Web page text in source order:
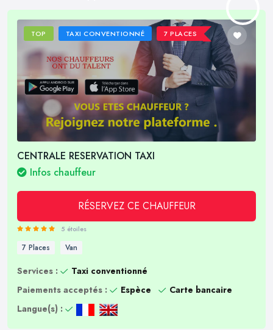
TOP TAXI CONVENTIONNÉ 7 PLACES
CENTRALE RESERVATION TAXI
Infos chauffeur
RÉSERVEZ CE CHAUFFEUR
5 étoiles
7 Places Van
Services :
Taxi conventionné
Paiements acceptés :
Espèce
Carte bancaire
Langue(s) :